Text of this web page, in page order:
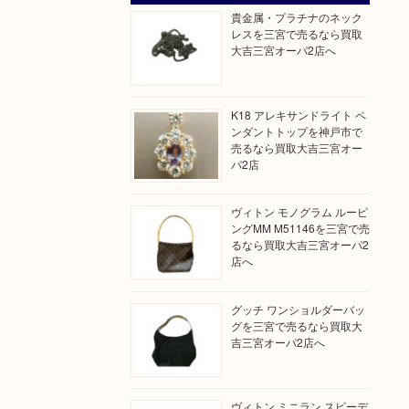
貴金属・プラチナのネック
レスを三宮で売るなら買取
大吉三宮オーパ2店へ
K18 アレキサンドライト ペ
ンダントトップを神戸市で
売るなら買取大吉三宮オー
パ2店
ヴィトン モノグラム ルーピ
ングMM M51146を三宮で売
るなら買取大吉三宮オーパ2
店へ
グッチ ワンショルダーバッ
グを三宮で売るなら買取大
吉三宮オーパ2店へ